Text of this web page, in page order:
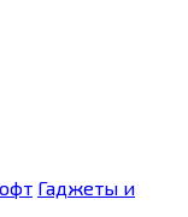
Гаджеты и